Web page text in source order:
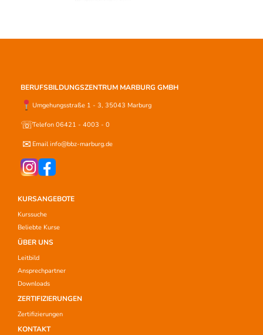
BERUFSBILDUNGSZENTRUM MARBURG GMBH
Umgehungsstraße 1 - 3, 35043 Marburg
☏Telefon 06421 - 4003 - 0
✉ Email info@bbz-marburg.de
KURSANGEBOTE
Kurssuche
Beliebte Kurse
ÜBER UNS
Leitbild
Ansprechpartner
Downloads
ZERTIFIZIERUNGEN
Zertifizierungen
KONTAKT